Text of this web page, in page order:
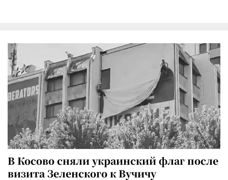
В Косово сняли украинский флаг после
визита Зеленского к Вучичу